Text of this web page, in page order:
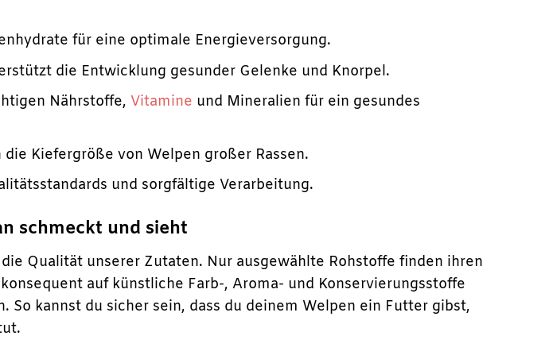
für eine optimale Energieversorgung.
die Entwicklung gesunder Gelenke und Knorpel.
Nährstoffe, Vitamine und Mineralien für ein gesundes
die Kiefergröße von Welpen großer Rassen.
und sorgfältige Verarbeitung.
schmeckt und sieht
Qualität unserer Zutaten. Nur ausgewählte Rohstoffe finden ihren
auf künstliche Farb-, Aroma- und Konservierungsstoffe
So kannst du sicher sein, dass du deinem Welpen ein Futter gibst,